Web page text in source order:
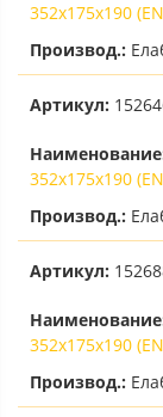
352х175х190
Производ.:
Артикул:
352х175х190
Производ.:
Артикул:
352х175х190
Производ.: